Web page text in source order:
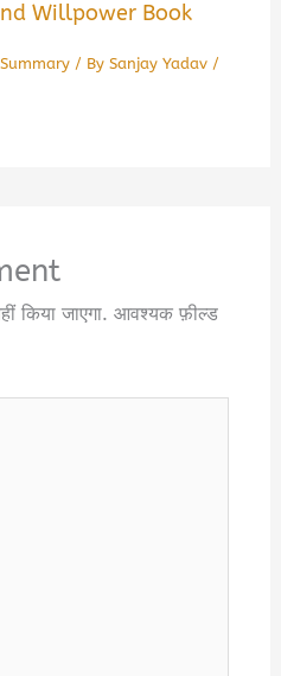
Willpower Book
/ By Sanjay Yadav /
किया जाएगा. आवश्यक फ़ील्ड